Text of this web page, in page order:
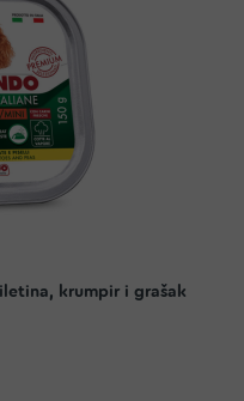
krumpir i grašak